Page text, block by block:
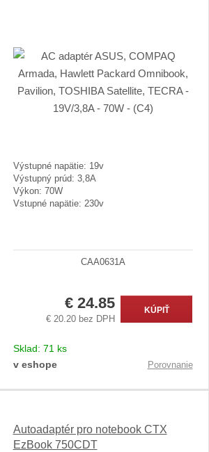
Výstupné napätie: 19v
Výstupný prúd: 3,8A
Výkon: 70W
Vstupné napätie: 230v
CAA0631A
€ 24.85
€ 20.20 bez DPH
KÚPIŤ
Sklad: 71 ks
v eshope
Porovnanie
Autoadaptér pro notebook CTX
EzBook 750CDT